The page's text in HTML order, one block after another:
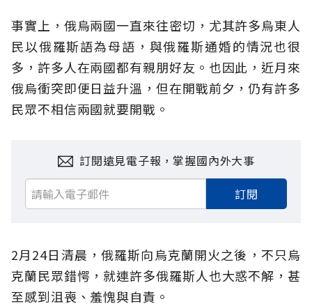
事實上，俄烏兩國一直來往密切，尤其許多烏東人
民以俄羅斯語為母語，與俄羅斯通婚的情況也很
多，許多人在兩國都有親朋好友。也因此，近月來
俄烏衝突即便日益升溫，但在開戰前夕，仍有許多
民眾不相信兩國就要開戰。
訂閱遠見電子報，掌握國內外大事
訂閱
2月24日清晨，俄羅斯向烏克蘭開火之後，不只烏
克蘭民眾錯愕，就連許多俄羅斯人也大惑不解，甚
至感到沮喪、羞愧與自責。